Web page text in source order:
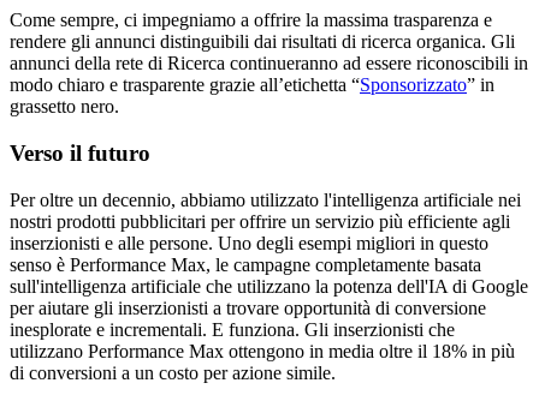
Come sempre, ci impegniamo a offrire la massima trasparenza e
rendere gli annunci distinguibili dai risultati di ricerca organica. Gli
annunci della rete di Ricerca continueranno ad essere riconoscibili in
modo chiaro e trasparente grazie all’etichetta “Sponsorizzato” in
grassetto nero.
Verso il futuro
Per oltre un decennio, abbiamo utilizzato l'intelligenza artificiale nei
nostri prodotti pubblicitari per offrire un servizio più efficiente agli
inserzionisti e alle persone. Uno degli esempi migliori in questo
senso è Performance Max, le campagne completamente basata
sull'intelligenza artificiale che utilizzano la potenza dell'IA di Google
per aiutare gli inserzionisti a trovare opportunità di conversione
inesplorate e incrementali. E funziona. Gli inserzionisti che
utilizzano Performance Max ottengono in media oltre il 18% in più
di conversioni a un costo per azione simile.